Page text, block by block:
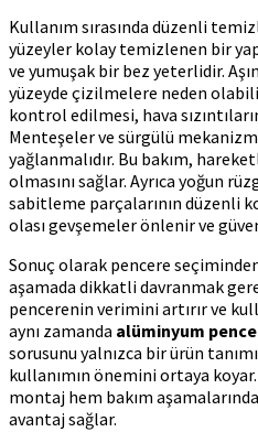
Kullanım sırasında düzenli
yüzeyler kolay temizlenen bir
ve yumuşak bir bez yeterlidir.
yüzeyde çizilmelere neden
kontrol edilmesi, hava
Menteşeler ve sürgülü
yağlanmalıdır. Bu bakım,
olmasını sağlar. Ayrıca yoğun
sabitleme parçalarının düzenli
olası gevşemeler önlenir ve
Sonuç olarak pencere
aşamada dikkatli davranmak
pencerenin verimini artırır ve
aynı zamanda alüminyum
sorusunu yalnızca bir ürün
kullanımın önemini ortaya
montaj hem bakım
avantaj sağlar.